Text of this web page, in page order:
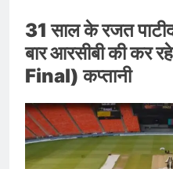
31 साल के रजत
बार आरसीबी की कर
Final) कप्तानी